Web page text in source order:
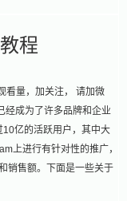
程
看量，加关注， 请加微
经成为了许多品牌和企业
亿的活跃用户，其中大
上进行有针对性的推广，
销售额。下面是一些关于